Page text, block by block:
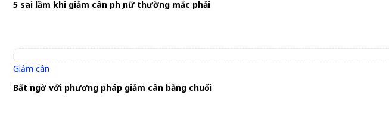
5 sai lầm khi giảm cân phụ nữ thường mắc phải
Giảm cân
Bất ngờ với phương pháp giảm cân bằng chuối